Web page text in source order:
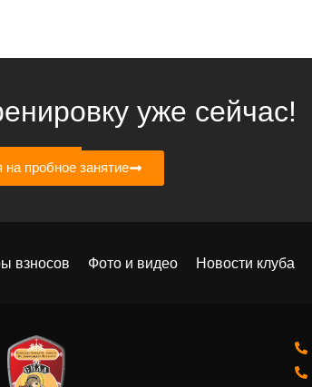
уже сейчас!
на пробное занятие
взносов Фото и видео Новости клуба